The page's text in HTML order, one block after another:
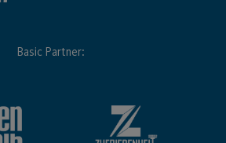
Basic Partner: